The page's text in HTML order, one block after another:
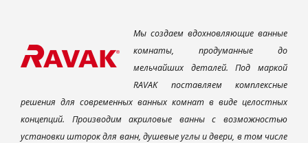
Мы создаем вдохновляющие ванные
комнаты, продуманные до
мельчайших деталей. Под маркой
RAVAK поставляем комплексные
решения для современных ванных комнат в виде целостных
концепций. Производим акриловые ванны с возможностью
установки шторок для ванн, душевые углы и двери, в том числе